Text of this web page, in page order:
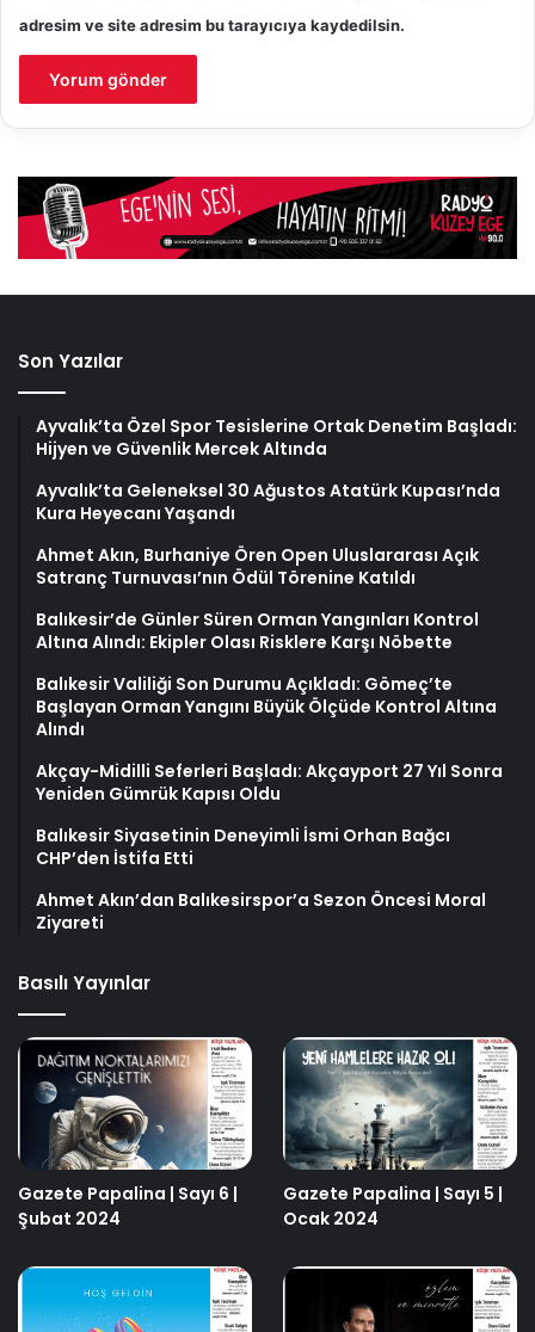
adresim ve site adresim bu tarayıcıya kaydedilsin.
Son Yazılar
Ayvalık’ta Özel Spor Tesislerine Ortak Denetim Başladı:
Hijyen ve Güvenlik Mercek Altında
Ayvalık’ta Geleneksel 30 Ağustos Atatürk Kupası’nda
Kura Heyecanı Yaşandı
Ahmet Akın, Burhaniye Ören Open Uluslararası Açık
Satranç Turnuvası’nın Ödül Törenine Katıldı
Balıkesir’de Günler Süren Orman Yangınları Kontrol
Altına Alındı: Ekipler Olası Risklere Karşı Nöbette
Balıkesir Valiliği Son Durumu Açıkladı: Gömeç’te
Başlayan Orman Yangını Büyük Ölçüde Kontrol Altına
Alındı
Akçay-Midilli Seferleri Başladı: Akçayport 27 Yıl Sonra
Yeniden Gümrük Kapısı Oldu
Balıkesir Siyasetinin Deneyimli İsmi Orhan Bağcı
CHP’den İstifa Etti
Ahmet Akın’dan Balıkesirspor’a Sezon Öncesi Moral
Ziyareti
Basılı Yayınlar
Gazete Papalina | Sayı 6 |
Şubat 2024
Gazete Papalina | Sayı 5 |
Ocak 2024